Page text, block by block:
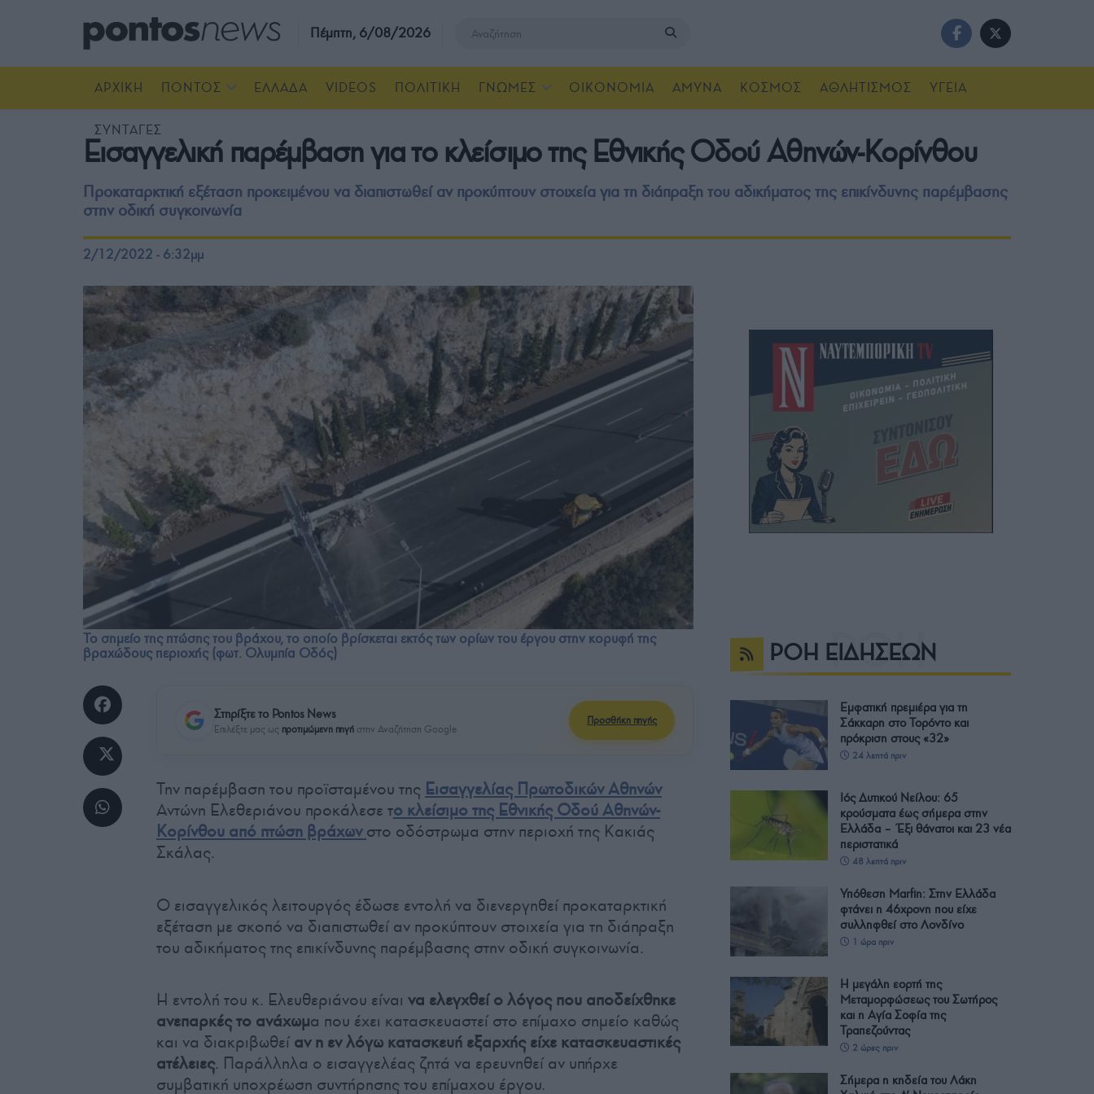
Πέμπτη, 6/08/2026
ΑΡΧΙΚΗ ΠΟΝΤΟΣ ΕΛΛΑΔΑ VIDEOS ΠΟΛΙΤΙΚΗ ΓΝΩΜΕΣ ΟΙΚΟΝΟΜΙΑ ΑΜΥΝΑ ΚΟΣΜΟΣ ΑΘΛΗΤΙΣΜΟΣ ΥΓΕΙΑ
ΣΥΝΤΑΓΕΣ
Εισαγγελική παρέμβαση για το κλείσιμο της Εθνικής Οδού Αθηνών-Κορίνθου
Προκαταρκτική εξέταση προκειμένου να διαπιστωθεί αν προκύπτουν στοιχεία για τη διάπραξη του αδικήματος της επικίνδυνης παρέμβασης
στην οδική συγκοινωνία
2/12/2022 - 6:32μμ
Το σημείο της πτώσης του βράχου, το οποίο βρίσκεται εκτός των ορίων του έργου στην κορυφή της
βραχώδους περιοχής (φωτ. Ολυμπία Οδός)
Στηρίξτε το Pontos News
Επιλέξτε μας ως προτιμώμενη πηγή στην Αναζήτηση Google
Προσθήκη πηγής
Την παρέμβαση του προϊσταμένου της Εισαγγελίας ΠρωτοδικώνΑθηνών
Αντώνη Ελεθεριάνου προκάλεσε το κλείσιμο της Εθνικής Οδού Αθηνών-
Κορίνθου από πτώση βράχων στο οδόστρωμα στην περιοχή της Κακιάς
Σκάλας.
Ο εισαγγελικός λειτουργός έδωσε εντολή να διενεργηθεί προκαταρκτική
εξέταση με σκοπό να διαπιστωθεί αν προκύπτουν στοιχεία για τη διάπραξη
του αδικήματος της επικίνδυνης παρέμβασης στην οδική συγκοινωνία.
Η εντολή του κ. Ελευθεριάνου είναι να ελεγχθεί ο λόγος που αποδείχθηκε
ανεπαρκές το ανάχωμα που έχει κατασκευαστεί στο επίμαχο σημείο καθώς
και να διακριβωθεί αν η εν λόγω κατασκευή εξαρχής είχε κατασκευαστικές
ατέλειες. Παράλληλα ο εισαγγελέας ζητά να ερευνηθεί αν υπήρχε
συμβατική υποχρέωση συντήρησης του επίμαχου έργου.
ΡΟΗ ΕΙΔΗΣΕΩΝ
Εμφατική πρεμιέρα για τη
Σάκκαρη στο Τορόντο και
πρόκριση στους «32»
24 λεπτά πριν
Ιός Δυτικού Νείλου: 65
κρούσματα έως σήμερα στην
Ελλάδα – Έξι θάνατοι και 23 νέα
περιστατικά
48 λεπτά πριν
Υπόθεση Μarfin: Στην Ελλάδα
φτάνει η 46χρονη που είχε
συλληφθεί στο Λονδίνο
1 ώρα πριν
Η μεγάλη εορτή της
Μεταμορφώσεως του Σωτήρος
και η Αγία Σοφία της
Τραπεζούντας
2 ώρες πριν
Σήμερα η κηδεία του Λάκη